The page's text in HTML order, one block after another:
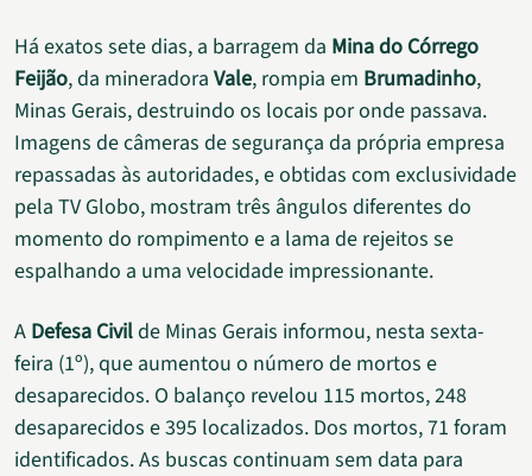
Há exatos sete dias, a barragem da Mina do Córrego
Feijão, da mineradora Vale, rompia em Brumadinho,
Minas Gerais, destruindo os locais por onde passava.
Imagens de câmeras de segurança da própria empresa
repassadas às autoridades, e obtidas com exclusividade
pela TV Globo, mostram três ângulos diferentes do
momento do rompimento e a lama de rejeitos se
espalhando a uma velocidade impressionante.
A Defesa Civilde Minas Gerais informou, nesta sexta-
feira (1º), que aumentou o número de mortos e
desaparecidos. O balanço revelou 115 mortos, 248
desaparecidos e 395 localizados. Dos mortos, 71 foram
identificados. As buscas continuam sem data para